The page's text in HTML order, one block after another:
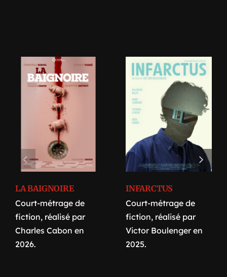
LA BAIGNOIRE
Court-métrage de
fiction, réalisé par
Charles Cabon en
2026.
INFARCTUS
Court-métrage de
fiction, réalisé par
Victor Boulenger en
2025.